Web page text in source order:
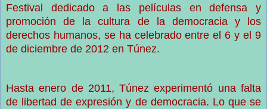
Festival dedicado a las películas en defensa y
promoción de la cultura de la democracia y los
derechos humanos, se ha celebrado entre el 6 y el 9
de diciembre de 2012 en Túnez.
Hasta enero de 2011, Túnez experimentó una falta
de libertad de expresión y de democracia. Lo que se